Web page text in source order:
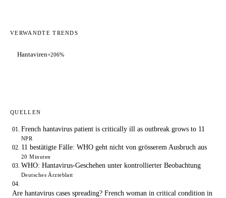
VERWANDTE TRENDS
Hantaviren+206%
QUELLEN
French hantavirus patient is critically ill as outbreak grows to 11
NPR
11 bestätigte Fälle: WHO geht nicht von grösserem Ausbruch aus
20 Minuten
WHO: Hantavirus-Geschehen unter kontrollierter Beobachtung
Deutsches Ärzteblatt
Are hantavirus cases spreading? French woman in critical condition in